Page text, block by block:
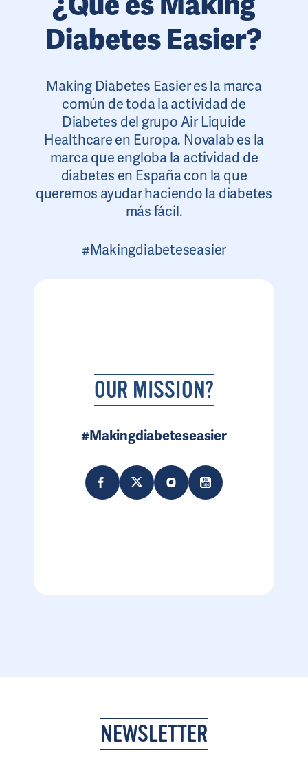
Diabetes Easier?
Making Diabetes Easier es la marca
común de toda la actividad de
Diabetes del grupo Air Liquide
Healthcare en Europa. Novalab es la
marca que engloba la actividad de
diabetes en España con la que
queremos ayudar haciendo la diabetes
más fácil.
#Makingdiabeteseasier
OUR MISSION?
#Makingdiabeteseasier
NEWSLETTER